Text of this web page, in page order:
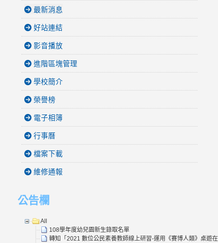
最新消息
好站連結
影音播放
進階區塊管理
學校簡介
榮譽榜
電子相簿
行事曆
檔案下載
維修通報
公告欄
All
108學年度幼兒園新生錄取名單
轉知「2021 數位公民素養教師線上研習-運用《賽博人類》桌遊